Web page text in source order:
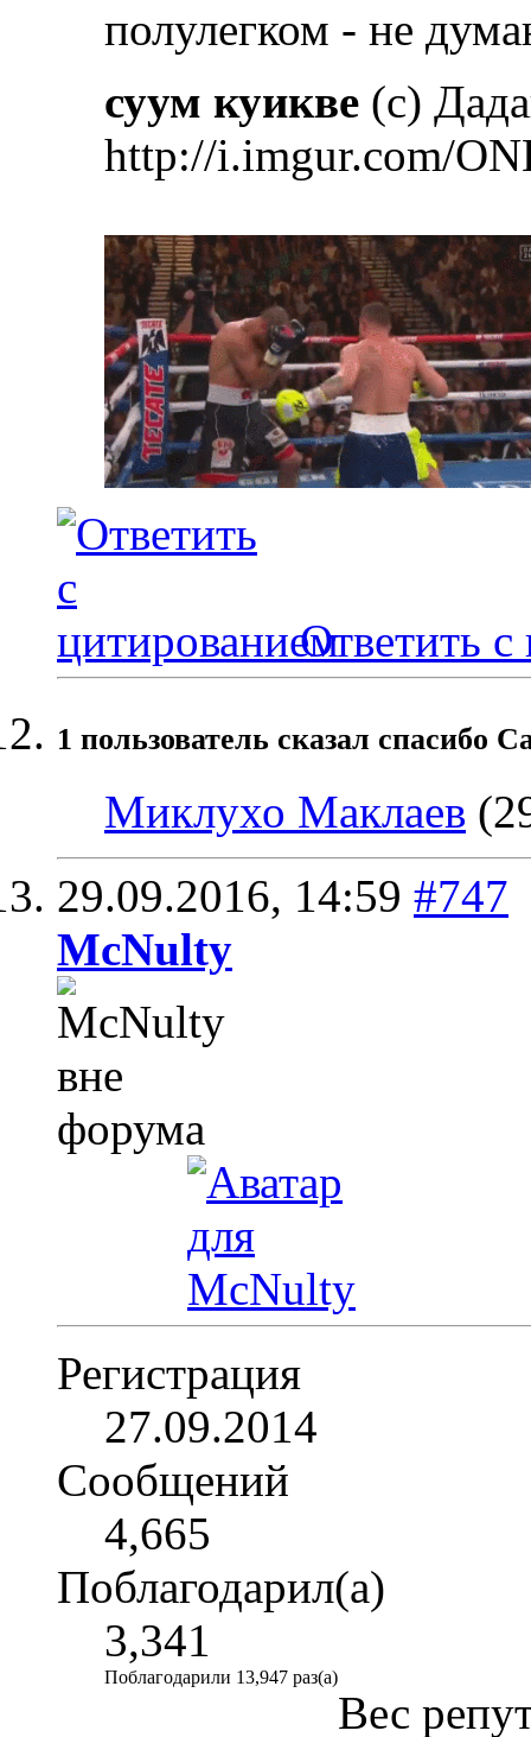
полулегком - не
суум куикве (с)
http://i.imgur.com/
Ответить с
1 пользователь сказал cпасибо
Миклухо Маклаев
29.09.2016, 14:59 #747
McNulty
Регистрация
27.09.2014
Сообщений
4,665
Поблагодарил(а)
3,341
Поблагодарили 13,947 раз(а)
Вес